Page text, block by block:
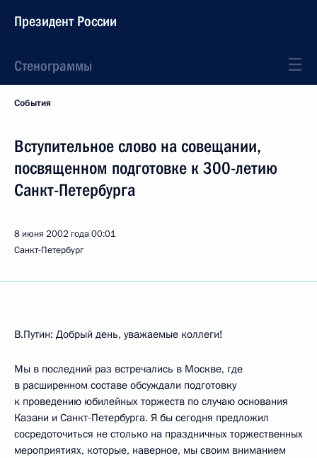
Президент России
Стенограммы
События
Вступительное слово на совещании,
посвященном подготовке к 300-летию
Санкт-Петербурга
8 июня 2002 года00:01
Санкт-Петербург
В.Путин: Добрый день, уважаемые коллеги!
Мы в последний раз встречались в Москве, где
в расширенном составе обсуждали подготовку
к проведению юбилейных торжеств по случаю основания
Казани и Санкт-Петербурга. Я бы сегодня предложил
сосредоточиться не столько на праздничных торжественных
мероприятиях, которые, наверное, мы своим вниманием